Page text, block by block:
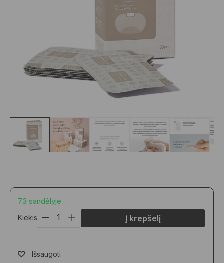
73 sandėlyje
Kiekis Į krepšelį
Išsaugoti